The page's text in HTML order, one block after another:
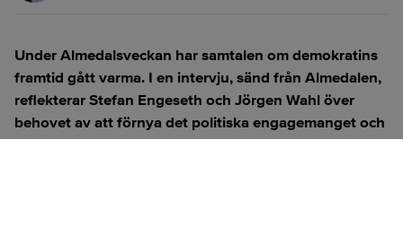
Under Almedalsveckan har samtalen om demokratins
framtid gått varma. I en intervju, sänd från Almedalen,
reflekterar Stefan Engeseth och Jörgen Wahl över
behovet av att förnya det politiska engagemanget och
hur modern teknik kan användas för att överbrygga